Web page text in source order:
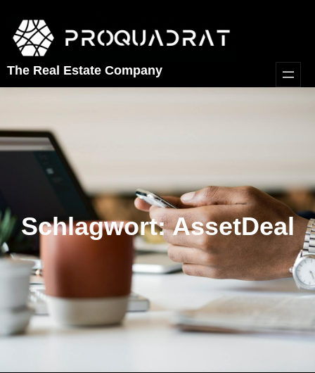
Inhalt
springen
The Real Estate Company
Schlagwort:AssetDeal